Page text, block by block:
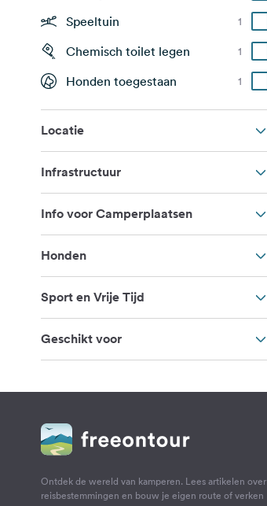
Speeltuin 1
Chemisch toilet legen 1
Honden toegestaan 1
Locatie
Infrastructuur
Info voor Camperplaatsen
Honden
Sport en Vrije Tijd
Geschikt voor
Ontdek de wereld van kamperen. Lees artikelen over
reisbestemmingen en bouw je eigen route of verken